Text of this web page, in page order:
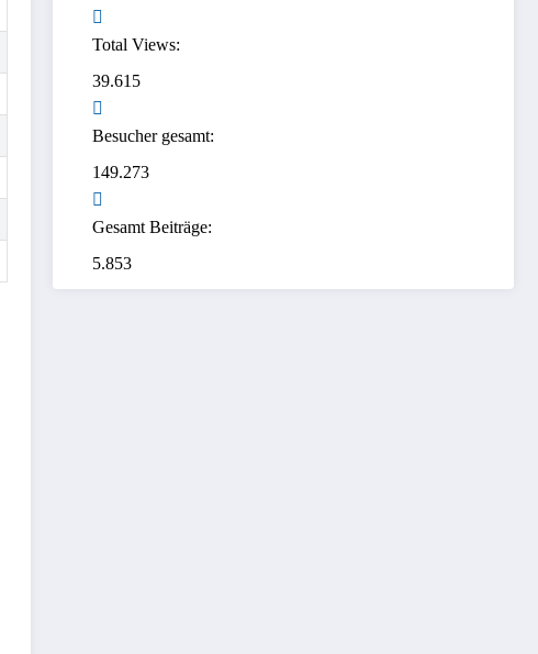
Total Views:
39.615
Besucher gesamt:
149.273
Gesamt Beiträge:
5.853